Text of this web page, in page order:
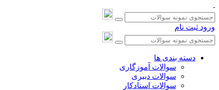
ورود ثبت نام
دسته بندی ها
سوالات آموزگاری
سوالات دبیری
سوالات استادکار